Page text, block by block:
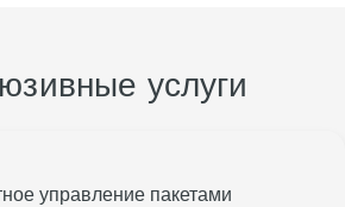
услуги
управление пакетами